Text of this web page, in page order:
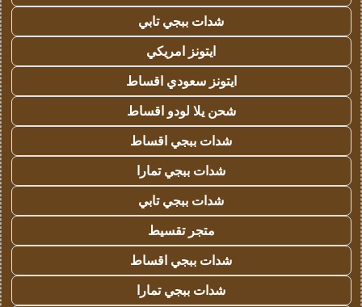
شدات ببجي تابي
ايتونز امريكي
ايتونز سعودي اقساط
شحن يلا لودو اقساط
شدات ببجي اقساط
شدات ببجي تمارا
شدات ببجي تابي
متجر تقسيط
شدات ببجي اقساط
شدات ببجي تمارا